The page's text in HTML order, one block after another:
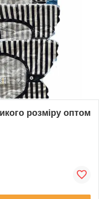
розміру оптом